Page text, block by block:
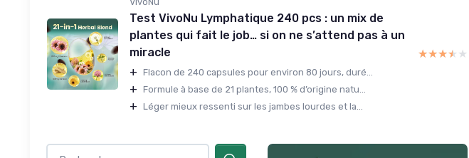
Test VivoNu Lymphatique 240 pcs : un mix de
plantes qui fait le job… si on ne s’attend pas à un
miracle
+ Flacon de 240 capsules pour environ 80 jours, duré...
+ Formule à base de 21 plantes, 100 % d’origine natu...
+ Léger mieux ressenti sur les jambes lourdes et la...
★★★★★
★★★★★